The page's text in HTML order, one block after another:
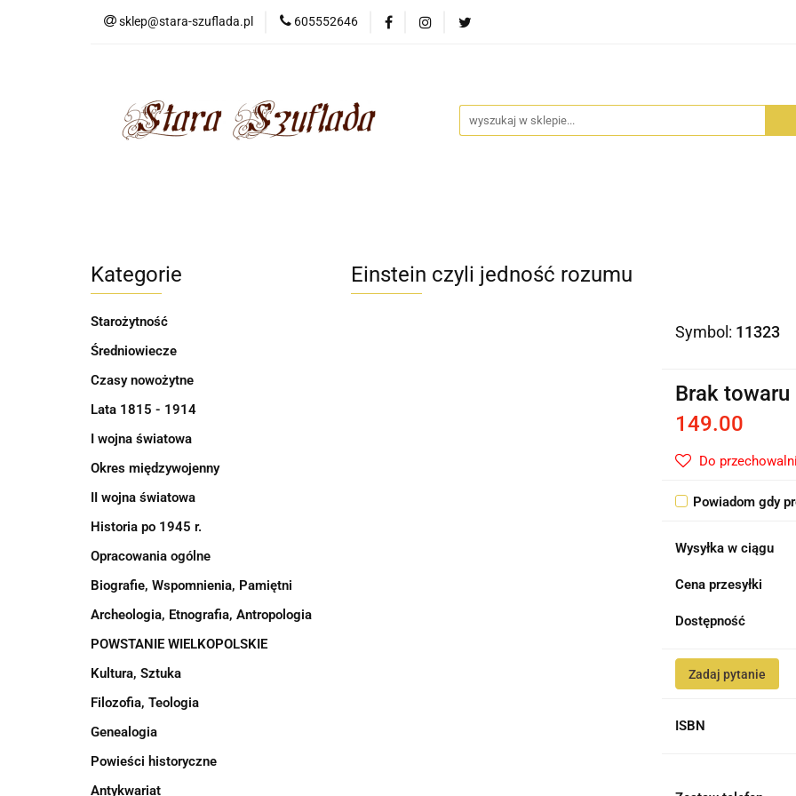
sklep@stara-szuflada.pl 605552646
NOWOŚCI STARA SZUFLADA
Kategorie
Starożytność
Średniowiecze
Czasy nowożytne
Lata 1815 - 1914
I wojna światowa
Okres międzywojenny
II wojna światowa
Historia po 1945 r.
Opracowania ogólne
Biografie, Wspomnienia, Pamiętni
Archeologia, Etnografia, Antropologia
POWSTANIE WIELKOPOLSKIE
Kultura, Sztuka
Filozofia, Teologia
Genealogia
Powieści historyczne
Antykwariat
Einstein czyli jedność rozumu
Symbol: 11323
Brak towaru
149.00
Do przechowalni
Powiadom gdy
Wysyłka w ciągu
Cena przesyłki
Dostępność
Zadaj pytanie
ISBN